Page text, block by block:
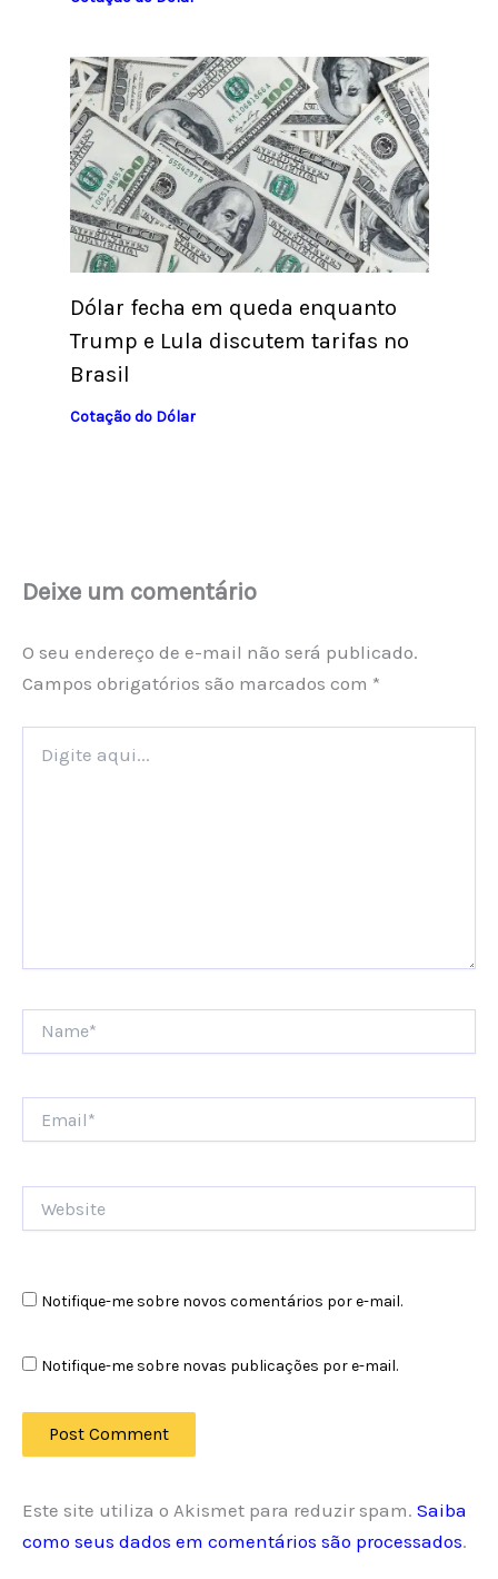
Dólar fecha em queda enquanto
Trump e Lula discutem tarifas no
Brasil
Cotação do Dólar
Deixe um comentário
O seu endereço de e-mail não será publicado.
Campos obrigatórios são marcados com *
aqui...
Notifique-me sobre novos comentários por e-mail.
Notifique-me sobre novas publicações por e-mail.
Este site utiliza o Akismet para reduzir spam. Saiba
como seus dados em comentários são processados.